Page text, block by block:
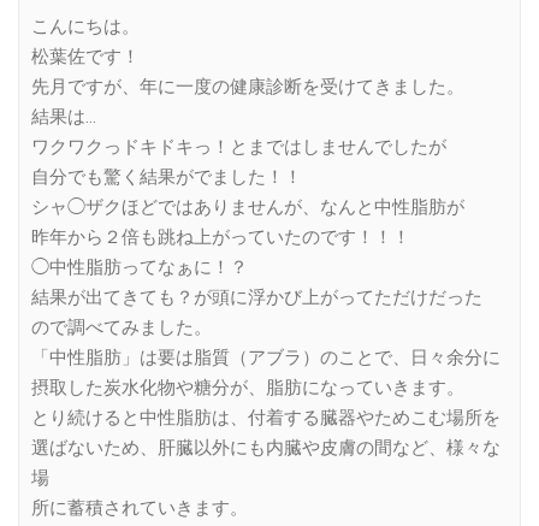
こんにちは。
松葉佐です！
先月ですが、年に一度の健康診断を受けてきました。
結果は…
ワクワクっドキドキっ！とまではしませんでしたが
自分でも驚く結果がでました！！
シャ◯ザクほどではありませんが、なんと中性脂肪が
昨年から２倍も跳ね上がっていたのです！！！
◯中性脂肪ってなぁに！？
結果が出てきても？が頭に浮かび上がってただけだった
ので調べてみました。
「中性脂肪」は要は脂質（アブラ）のことで、日々余分に
摂取した炭水化物や糖分が、脂肪になっていきます。
とり続けると中性脂肪は、付着する臓器やためこむ場所を
選ばないため、肝臓以外にも内臓や皮膚の間など、様々な
場
所に蓄積されていきます。